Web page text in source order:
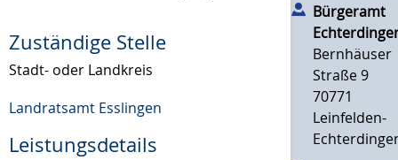
Zuständige Stelle
Stadt- oder Landkreis
Landratsamt Esslingen
Leistungsdetails
Bürgeramt
Bernhäuser
Straße 9
70771
Leinfelden-